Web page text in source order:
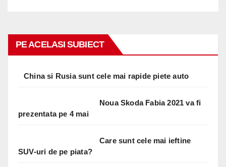
PE ACELASI SUBIECT
China si Rusia sunt cele mai rapide piete auto
Noua Skoda Fabia 2021 va fi
prezentata pe 4 mai
Care sunt cele mai ieftine
SUV-uri de pe piata?